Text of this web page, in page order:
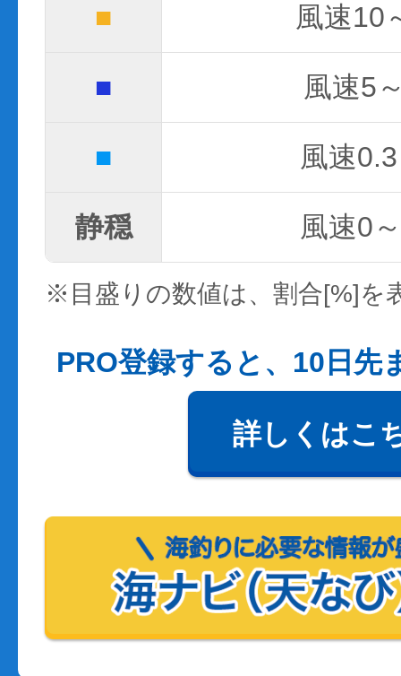
■ 風速10
■ 風速5
■ 風速
静穏 風速0
※目盛りの数値は、割合[%]を
PRO登録すると、10日先
詳しくはこ